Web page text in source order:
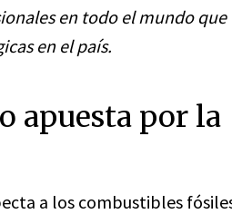
en todo el mundo que
en el país.
apuesta por la
a los combustibles